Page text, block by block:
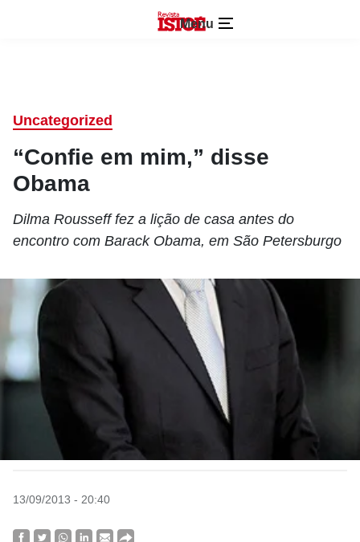
Menu
Uncategorized
“Confie em mim,” disse
Obama
Dilma Rousseff fez a lição de casa antes do
encontro com Barack Obama, em São Petersburgo
13/09/2013 - 20:40